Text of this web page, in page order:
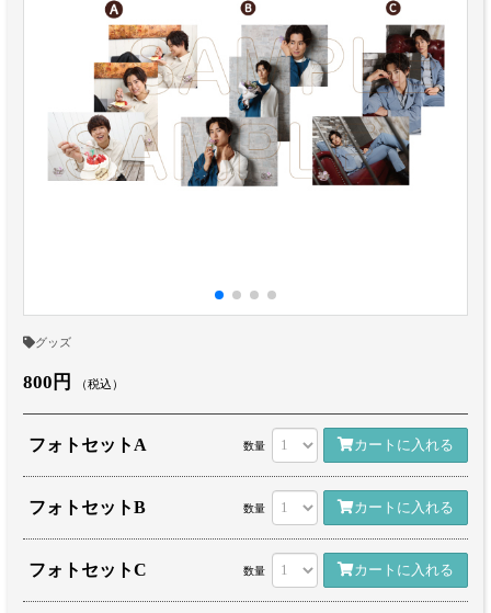
グッズ
800円 （税込）
フォトセットA 数量 カートに入れる
フォトセットB 数量 カートに入れる
フォトセットC 数量 カートに入れる